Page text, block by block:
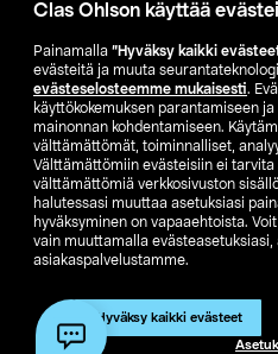
Clas Ohlson käyttää
Painamalla ”Hyväksy kaikki
evästeitä ja muuta
evästeselosteemme mukaisesti.
käyttökokemuksen parantamiseen
mainonnan kohdentamiseen.
välttämättömät, toiminnalliset,
Välttämättömiin evästeisiin ei
välttämättömiä verkkosivuston
halutessasi muuttaa asetuksiasi
hyväksyminen on vapaaehtoista.
vain muuttamalla
asiakaspalvelustamme.
Hyväksy kaikki evästeet
Etsi
SE
FI
Näytä hinnat